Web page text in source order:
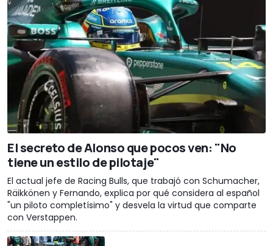
El secreto de Alonso que pocos ven: "No
tiene un estilo de pilotaje"
El actual jefe de Racing Bulls, que trabajó con Schumacher,
Räikkönen y Fernando, explica por qué considera al español
"un piloto completísimo" y desvela la virtud que comparte
con Verstappen.